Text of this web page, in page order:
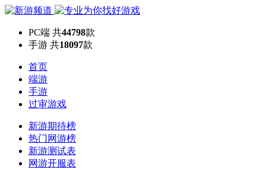
PC端 共44798款
手游 共18097款
首页
端游
手游
过审游戏
新游期待榜
热门网游榜
新游测试表
网游开服表